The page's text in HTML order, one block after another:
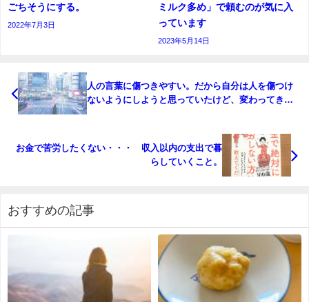
ごちそうにする。
2022年7月3日
ミルク多め」で頼むのが気に入
っています
2023年5月14日
人の言葉に傷つきやすい。だから自分は人を傷つけ
ないようにしようと思っていたけど、変わってきた
お金で苦労したくない・・・ 収入以内の支出で暮
らしていくこと。
おすすめの記事